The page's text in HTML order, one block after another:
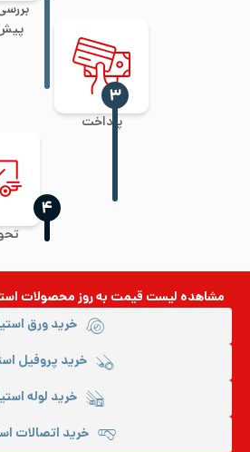
پرداخت
‍۳
‍۴
مشاهده لیست قیمت به روزمحصولات
خرید ورق
خرید پروفیل
خرید لوله
خرید اتصالات